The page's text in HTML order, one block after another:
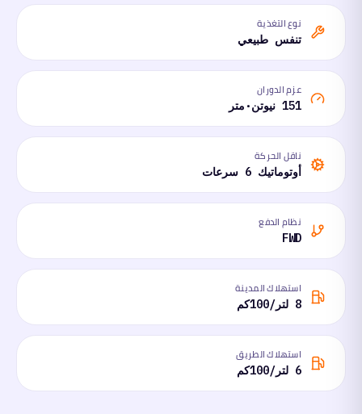
نوع التغذية
تنفس طبيعي
عزم الدوران
151 نيوتن·متر
ناقل الحركة
أوتوماتيك 6 سرعات
نظام الدفع
FWD
استهلاك المدينة
8 لتر/100كم
استهلاك الطريق
6 لتر/100كم